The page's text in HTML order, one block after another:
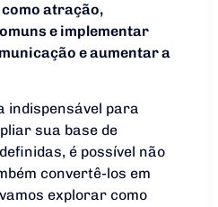
atração,
e implementar
e aumentar a
indispensável para
sua base de
é possível não
convertê-los em
explorar como